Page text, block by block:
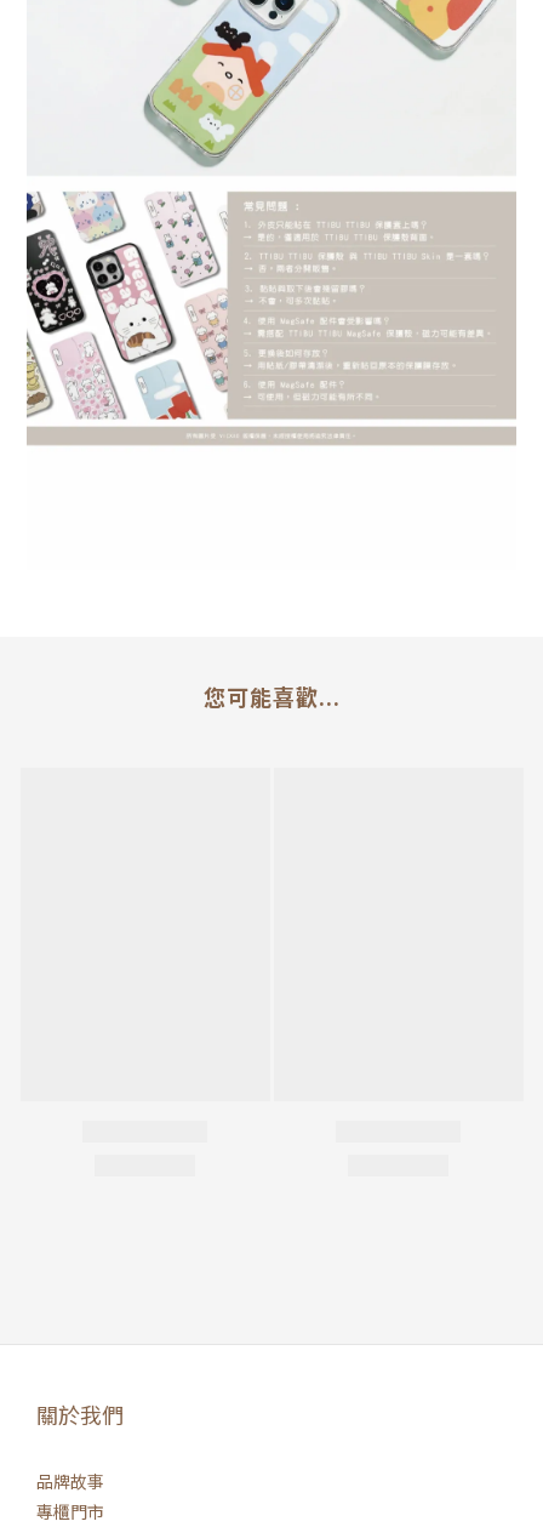
您可能喜歡...
關於我們
品牌故事
專櫃門市